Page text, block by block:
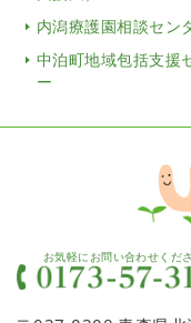
内潟療護園相談セン
中泊町地域包括支援
ー
お気軽にお問い合わせくだ